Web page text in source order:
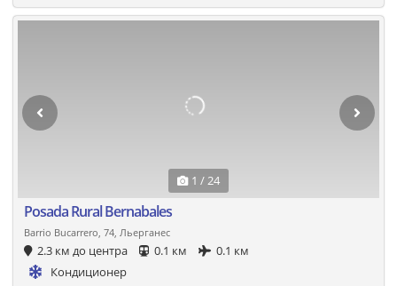
1 / 24
Posada Rural Bernabales
Barrio Bucarrero, 74, Льерганес
2.3 км до центра 0.1 км
0.1 км
Кондиционер